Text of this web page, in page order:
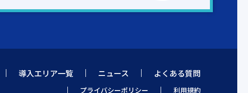
導入エリア一覧 ニュース よくある質問
プライバシーポリシー 利用規約